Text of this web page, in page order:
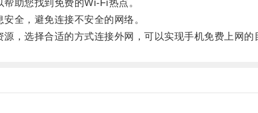
助您找到免费的Wi-Fi热点。
全，避免连接不安全的网络。
选择合适的方式连接外网，可以实现手机免费上网的